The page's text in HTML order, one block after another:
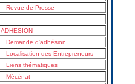
Revue de Presse
ADHESION
Demande d'adhésion
Localisation des Entrepreneurs
Liens thématiques
Mécénat